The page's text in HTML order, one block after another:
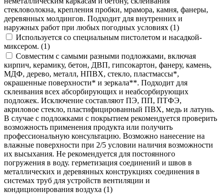
стекловолокна, крепления пробки, мрамора, камня, фанеры,
деревянных молдингов. Подходит для внутренних и
наружных работ при любых погодных условиях (1)
Используется со специальным пистолетом и насадкой-
миксером. (1)
Совместим с самыми разными подложками, включая
кирпич, керамику, бетон, ДВП, гипсокартон, фанеру, камень,
МДФ, дерево, металл, НПВХ, стекло, пластмассы*,
окрашенные поверхности* и зеркала**. Подходит для
склеивания всех абсорбирующих и неабсорбирующих
подложек. Исключение составляют ПЭ, ПП, ПТФЭ,
акриловое стекло, пластифицированный ПВХ, медь и латунь.
В случае с подложками с покрытием рекомендуется проверить
возможность применения продукта или получить
профессиональную консультацию. Возможно нанесение на
влажные поверхности при 2/5 условии наличия возможности
их высыхания. Не рекомендуется для постоянного
погружения в воду. герметизация соединений и швов в
металлических и деревянных конструкциях соединения в
системах труб для устройств вентиляции и
кондиционирования воздуха (1)